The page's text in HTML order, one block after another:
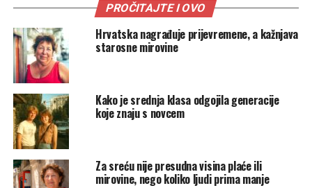
PROČITAJTE I OVO
Hrvatska nagrađuje prijevremene, a kažnjava
starosne mirovine
Kako je srednja klasa odgojila generacije
koje znaju s novcem
Za sreću nije presudna visina plaće ili
mirovine, nego koliko ljudi prima manje